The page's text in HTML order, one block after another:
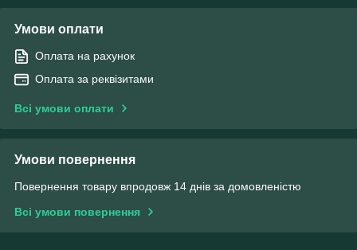
Умови оплати
Оплата на рахунок
Оплата за реквізитами
Всі умови оплати
Умови повернення
Повернення товару впродовж 14 днів за домовленістю
Всі умови повернення